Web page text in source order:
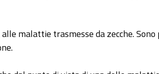
malattie trasmesse da zecche.